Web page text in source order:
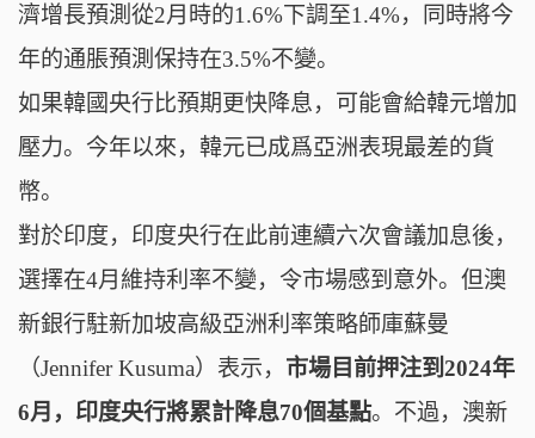
濟增長預測從2月時的1.6%下調至1.4%，同時將今
年的通脹預測保持在3.5%不變。
如果韓國央行比預期更快降息，可能會給韓元增加
壓力。今年以來，韓元已成爲亞洲表現最差的貨
幣。
對於印度，印度央行在此前連續六次會議加息後，
選擇在4月維持利率不變，令市場感到意外。但澳
新銀行駐新加坡高級亞洲利率策略師庫蘇曼
（Jennifer Kusuma）表示， 市場目前押注到2024年
6月，印度央行將累計降息70個基點。不過，澳新